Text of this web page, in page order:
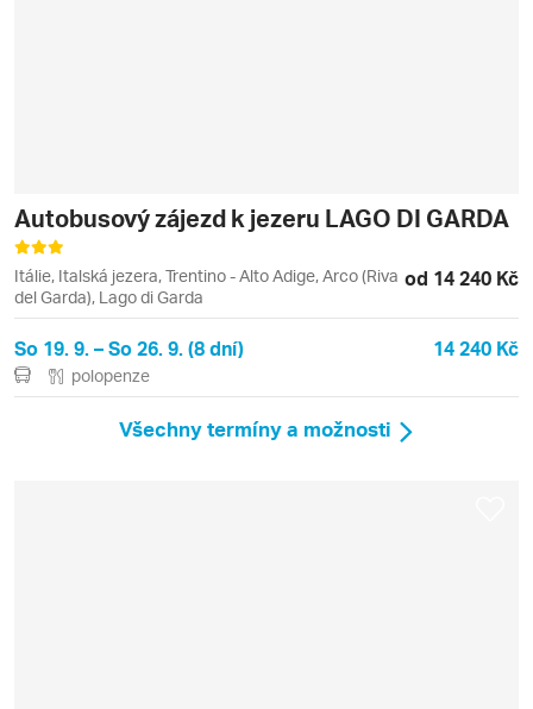
Autobusový zájezd k jezeru LAGO DI GARDA
Itálie, Italská jezera, Trentino - Alto Adige, Arco (Riva
del Garda), Lago di Garda
od 14 240 Kč
So 19. 9. – So 26. 9. (8 dní) 14 240 Kč
polopenze
Všechny termíny a možnosti